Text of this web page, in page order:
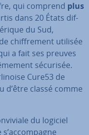
qui comprend plus
dans 20 États dif­
du Sud,
chif­fre­ment utilisée
a fait ses preuves
sécurisée.
Cure53 de
d’être classé comme
du logiciel